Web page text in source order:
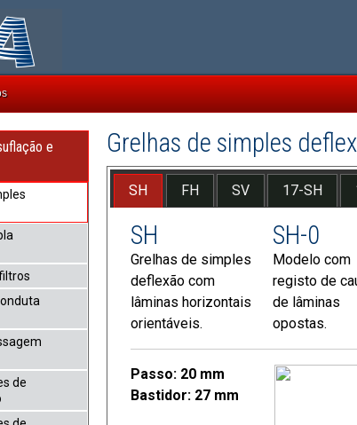
e
de
Grelhas de simples
SH FH SV 17-SH
SH
Grelhas de simples
deflexão com
lâminas horizontais
orientáveis.
SH-0
Modelo com
registo de
de lâminas
opostas.
Passo: 20 mm
Bastidor: 27 mm